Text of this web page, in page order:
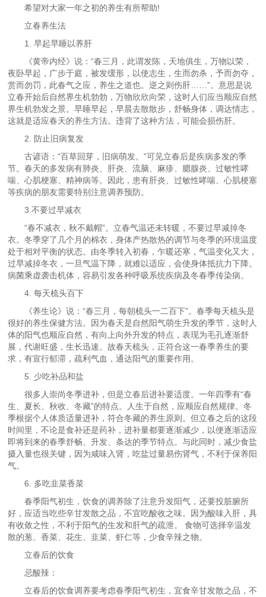
希望对大家一年之初的养生有所帮助!
立春养生法
1. 早起早睡以养肝
《黄帝内经》说：“春三月，此谓发陈，天地俱生，万物以荣，
夜卧早起，广步于庭，被发缓形，以使志生，生而勿杀，予而勿夺，
赏而勿罚，此春气之应，养生之道也。逆之则伤肝……”。意思是说
立春开始后自然界生机勃勃，万物欣欣向荣，这时人们应当顺应自然
界生机勃发之景。早睡早起，早晨去散散步，舒畅身体，调达情志，
这就是适应春天的养生方法。违背了这种方法，可能会损伤肝。
2. 防止旧病复发
古谚语：“百草回芽，旧病萌发。”可见立春后是疾病多发的季
节。春天的多发病有肺炎、肝炎、流脑、麻疹、腮腺炎、过敏性哮
喘、心肌梗塞、精神病等。因此，患有肝炎、过敏性哮喘、心肌梗塞
等疾病的朋友需要特别注意调养预防。
3.不要过早减衣
“春不减衣，秋不戴帽”。立春气温还未转暖，不要过早减掉冬
衣。冬季穿了几个月的棉衣，身体产热散热的调节与冬季的环境温度
处于相对平衡的状态。由冬季转入初春，乍暖还寒，气温变化又大，
过早减掉冬衣，一旦气温下降，就难以适应，会使身体抵抗力下降。
病菌乘虚袭击机体，容易引发各种呼吸系统疾病及冬春季传染病。
4. 每天梳头百下
《养生论》说：“春三月，每朝梳头一二百下”。春季每天梳头是
很好的养生保健方法。因为春天是自然阳气萌生升发的季节，这时人
体的阳气也顺应自然，有向上向外升发的特点，表现为毛孔逐渐舒
展，代谢旺盛，生长迅速。故春天梳头，正符合这一春季养生的要
求，有宣行郁滞，疏利气血，通达阳气的重要作用。
5. 少吃补品和盐
很多人崇尚冬季进补，但是立春后进补要适度。一年四季有“春
生、夏长、秋收、冬藏”的特点。人生于自然，应顺应自然规律。冬
季根据个人体质适量进补，符合冬藏的养生原则。但立春之后的这段
时间里，不论是食补还是药补，进补量都要逐渐减少，以便逐渐适应
即将到来的春季舒畅、升发、条达的季节特点。与此同时，减少食盐
摄入量也很关键，因为咸味入肾，吃盐过量易伤肾气，不利于保养阳
气。
6. 多吃韭菜香菜
春季阳气初生，饮食的调养除了注意升发阳气，还要投脏腑所
好，应适当吃些辛甘发散之品，不宜吃酸收之味。因为酸味入肝，具
有收敛之性，不利于阳气的生发和肝气的疏泄。 食物可选择辛温发
散的葱、香菜、花生、韭菜、虾仁等，少食辛辣之物。
立春后的饮食
忌酸辣：
立春后的饮食调养要考虑春季阳气初生，宜食辛甘发散之品，不